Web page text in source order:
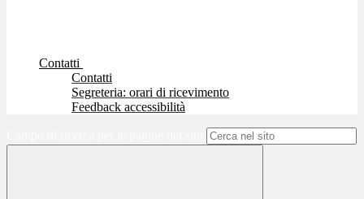
Contatti
Contatti
Segreteria: orari di ricevimento
Feedback accessibilità